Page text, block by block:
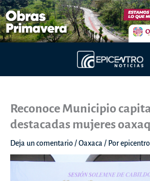
Ir
al
contenido
Reconoce Municipio
destacadas mujeres
Deja un comentario/Oaxaca / Por